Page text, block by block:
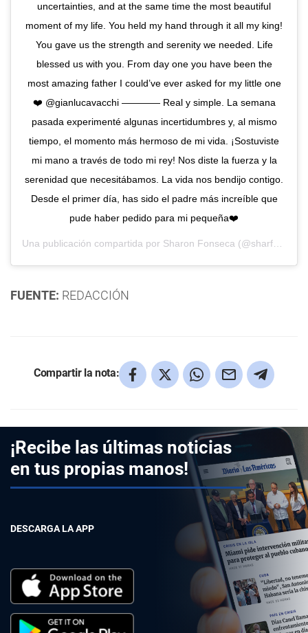
uncertainties, and at the same time the most beautiful
moment of my life. You held my hand through it all my king!
You gave us the strength and serenity we needed. Life
blessed us with you. From day one you have been the
most amazing father I could’ve ever asked for my little one
❤️ @gianlucavacchi ———— Real y simple. La semana
pasada experimenté algunas incertidumbres y, al mismo
tiempo, el momento más hermoso de mi vida. ¡Sostuviste
mi mano a través de todo mi rey! Nos diste la fuerza y la
serenidad que necesitábamos. La vida nos bendijo contigo.
Desde el primer día, has sido el padre más increíble que
pude haber pedido para mi pequeña❤️
Una publicación compartida por Sharon Fonseca (@sharfonseca) el
FUENTE: REDACCIÓN
Compartir la nota:
¡Recibe las últimas noticias
en tus propias manos!
DESCARGA LA APP